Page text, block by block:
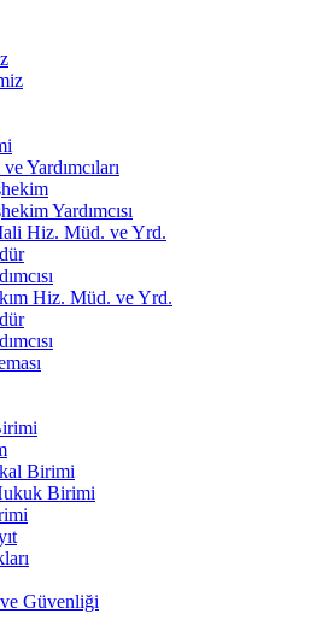
Yardımcıları
Yardımcısı
Hiz. Müd. ve Yrd.
Hiz. Müd. ve Yrd.
Birimi
Birimi
ve Güvenliği